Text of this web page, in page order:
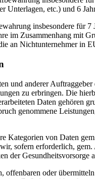
Unterlagen, etc.) und 6
insbesondere für
im Zusammenhang mit
an Nichtunternehmer
und anderer
zu erbringen. Die
Daten gehören
genommene
Kategorien von Daten
sofern erforderlich,
der
offenbaren oder